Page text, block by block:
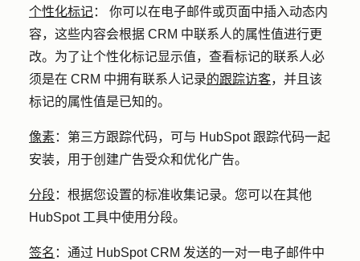
个性化标记： 你可以在电子邮件或页面中插入动态内
容，这些内容会根据 CRM 中联系人的属性值进行更
改。为了让个性化标记显示值，查看标记的联系人必
须是在 CRM 中拥有联系人记录的跟踪访客，并且该
标记的属性值是已知的。
像素： 第三方跟踪代码，可与 HubSpot 跟踪代码一起
安装，用于创建广告受众和优化广告。
分段： 根据您设置的标准收集记录。您可以在其他
HubSpot 工具中使用分段。
签名 ： 通过 HubSpot CRM 发送的一对一电子邮件中